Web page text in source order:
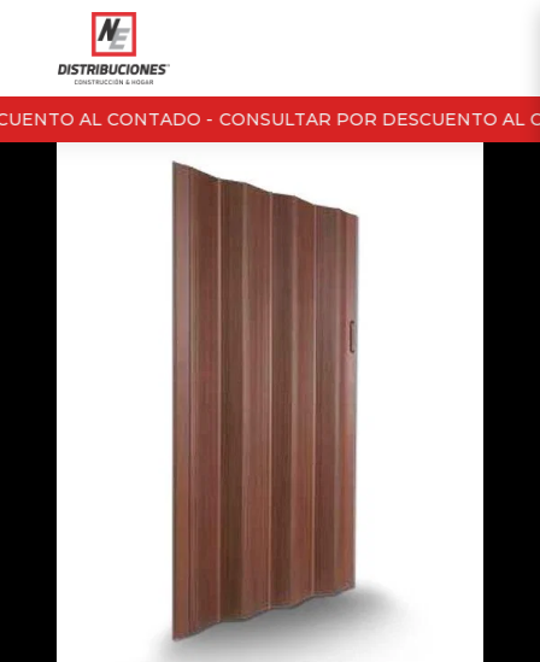
AL CONTADO - CONSULTAR POR DESCUENTO AL